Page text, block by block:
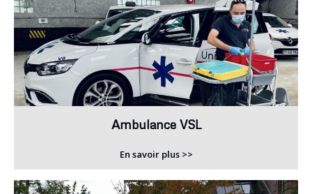
Ambulance VSL
En savoir plus >>